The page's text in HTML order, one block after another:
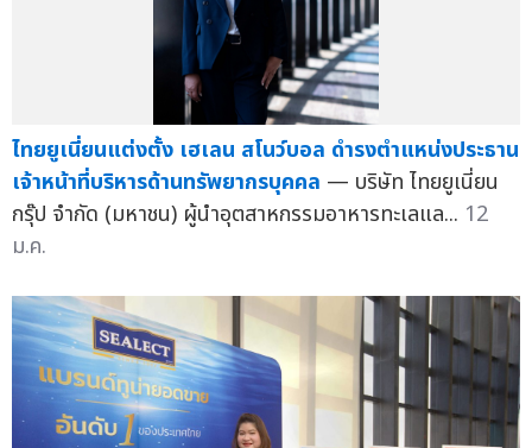
ไทยยูเนี่ยนแต่งตั้ง เฮเลน สโนว์บอล ดำรงตำแหน่งประธาน
เจ้าหน้าที่บริหารด้านทรัพยากรบุคคล — บริษัท ไทยยูเนี่ยน
กรุ๊ป จำกัด (มหาชน) ผู้นำอุตสาหกรรมอาหารทะเลแล... 12
ม.ค.